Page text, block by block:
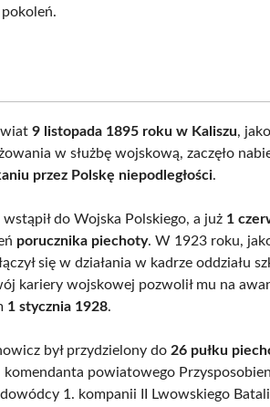
9 listopada 1895 roku w Kaliszu,
w służbę wojskową, zaczęło
przez Polskę niepodległości.
do Wojska Polskiego, a już 1
porucznika piechoty. W 1923 roku,
się w działania w kadrze oddziału
kariery wojskowej pozwolił mu na
1 stycznia 1928.
był przydzielony do 26 pułku
komendanta powiatowego
1. kompanii II Lwowskiego